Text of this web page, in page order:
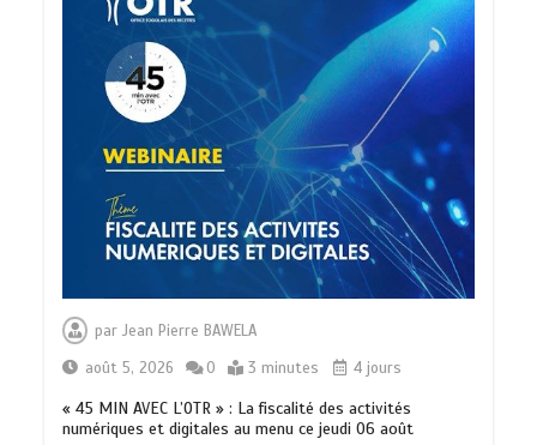
parJean Pierre BAWELA
août 5, 2026
0 3 minutes 4 jours
« 45 MIN AVEC L’OTR » : La fiscalité des activités
numériques et digitales au menu ce jeudi 06 août
TRANSFORMATION SOCIALE :
Feuille de route
5 minutes